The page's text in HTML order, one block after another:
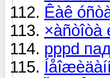
Êàê
×àñòîòà
pppd